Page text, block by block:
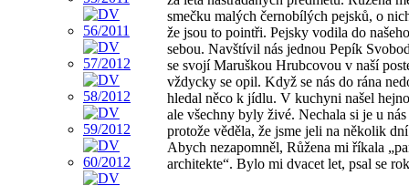
smečku malých černobílých pejsků, o
že jsou to pointři. Pejsky vodila do
sebou. Navštívil nás jednou Pepík
se svojí Maruškou Hrubcovou v naší
vždycky se opil. Když se nás do rána
hledal něco k jídlu. V kuchyni našel
ale všechny byly živé. Nechala si je u
protože věděla, že jsme jeli na několik
Abych nezapomněl, Růžena mi říkala
architekte“. Bylo mi dvacet let, psal se